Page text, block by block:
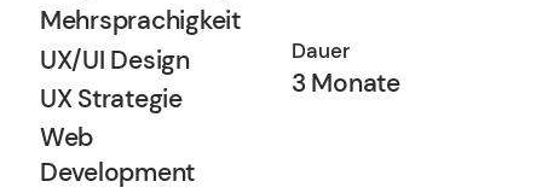
Mehrsprachigkeit
UX/UI Design
UX Strategie
Web
Development
Dauer
3 Monate